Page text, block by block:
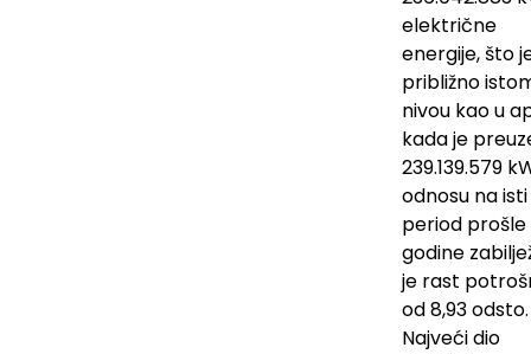
električne
energije, što
približno
nivou kao u
kada je
239.139.579
odnosu na isti
period prošle
godine
je rast
od 8,93 odsto.
Najveći dio